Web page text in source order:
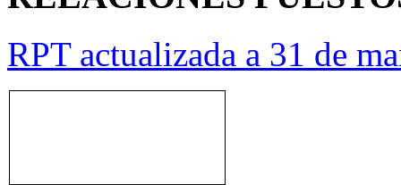
RPT actualizada a 31 de